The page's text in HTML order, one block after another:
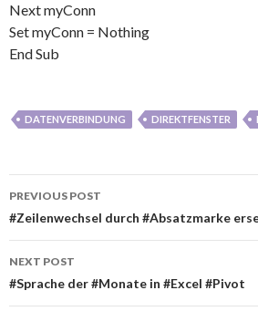
Next myConn
Set myConn = Nothing
End Sub
DATENVERBINDUNG DIREKTFENSTER
Post
navigation
PREVIOUS POST
#Zeilenwechsel durch #Absatzmarke
NEXT POST
#Sprache der #Monate in #Excel #Pivot